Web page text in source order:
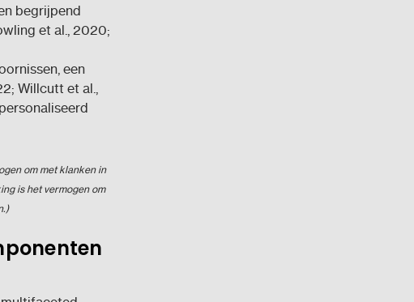
begrijpend
et al., 2020;
een
Willcutt et al.,
om met klanken in
is het vermogen om